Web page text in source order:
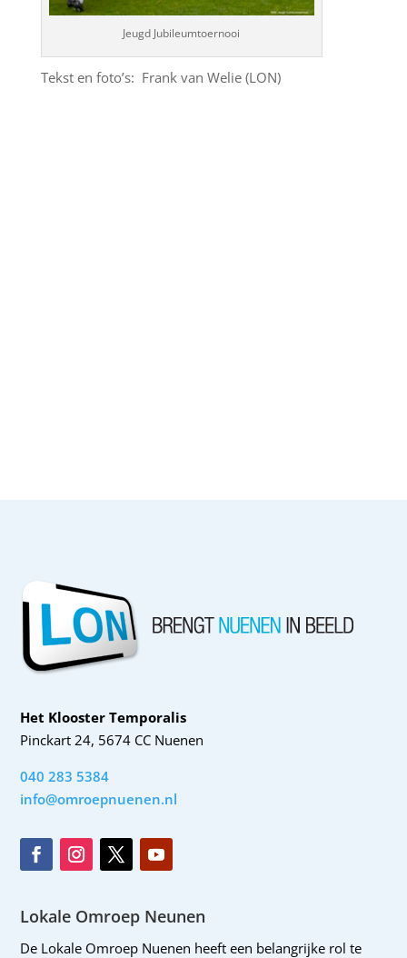
Jeugd Jubileumtoernooi
Tekst en foto’s: Frank van Welie (LON)
Het Klooster Temporalis
Pinckart 24, 5674 CC Nuenen
040 283 5384
info@omroepnuenen.nl
Lokale Omroep Neunen
De Lokale Omroep Nuenen heeft een belangrijke rol te